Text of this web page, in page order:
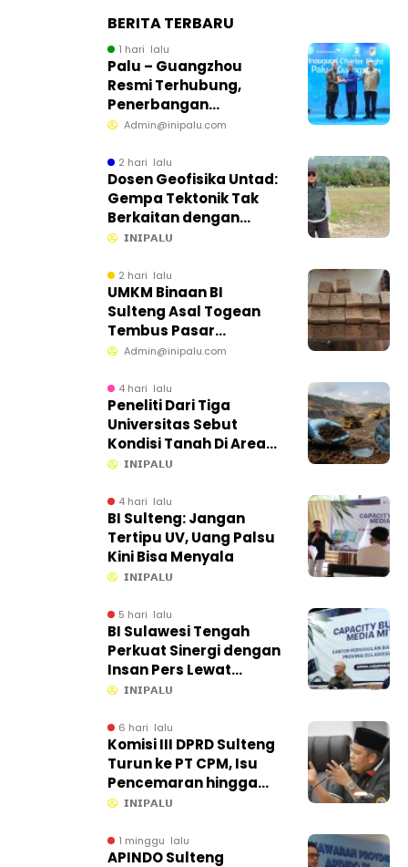
BERITA TERBARU
1 hari lalu
Palu – Guangzhou
Resmi Terhubung,
Penerbangan
Internasional Perdana
Tengah
Admin@inipalu.com
2 hari lalu
Dosen Geofisika Untad:
Gempa Tektonik Tak
Berkaitan dengan
Aktivitas Tambang
𝗜𝗡𝗜𝗣𝗔𝗟𝗨
2 hari lalu
UMKM Binaan BI
Sulteng Asal Togean
Tembus Pasar
Internasional
Admin@inipalu.com
4 hari lalu
Peneliti Dari Tiga
Universitas Sebut
Kondisi Tanah Di Area
CPM Masih Baik
𝗜𝗡𝗜𝗣𝗔𝗟𝗨
4 hari lalu
BI Sulteng: Jangan
Tertipu UV, Uang Palsu
Kini Bisa Menyala
𝗜𝗡𝗜𝗣𝗔𝗟𝗨
5 hari lalu
BI Sulawesi Tengah
Perkuat Sinergi dengan
Insan Pers Lewat
Capacity Building di
𝗜𝗡𝗜𝗣𝗔𝗟𝗨
6 hari lalu
Komisi III DPRD Sulteng
Turun ke PT CPM, Isu
Pencemaran hingga
Kontribusi PAD Jadi
𝗜𝗡𝗜𝗣𝗔𝗟𝗨
1 minggu lalu
APINDO Sulteng